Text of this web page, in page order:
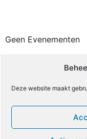
Deze website maakt
Geen Evenementen
M D W